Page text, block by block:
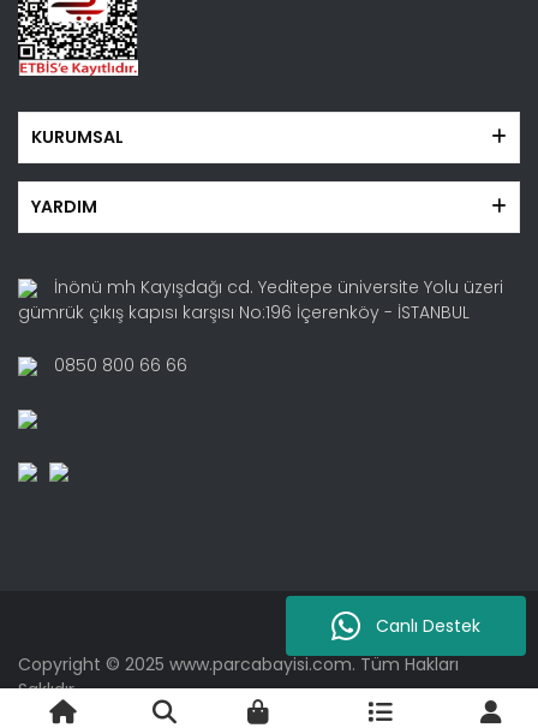
KURUMSAL
YARDIM
İnönü mh Kayışdağı cd. Yeditepe üniversite Yolu üzeri
gümrük çıkış kapısı karşısı No:196 İçerenköy - İSTANBUL
0850 800 66 66
Copyright © 2025 www.parcabayisi.com. Tüm Hakları
Saklıdır.
Canlı Destek